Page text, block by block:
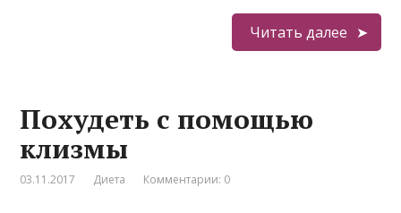
Читать далее
Похудеть с помощью
клизмы
03.11.2017 Диета Комментарии: 0